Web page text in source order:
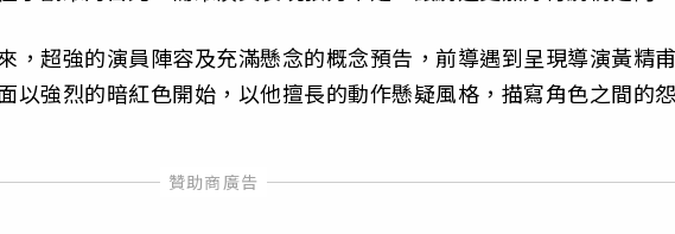
，超強的演員陣容及充滿懸念的概念預告，前導遇到呈現導演黃精甫
以強烈的暗紅色開始，以他擅長的動作懸疑風格，描寫角色之間的怨